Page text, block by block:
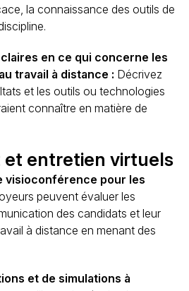
la connaissance des outils de
en ce qui concerne les
travail à distance : Décrivez
et les outils ou technologies
connaître en matière de
et entretien virtuels
visioconférence pour les
peuvent évaluer les
des candidats et leur
à distance en menant des
et de simulations à